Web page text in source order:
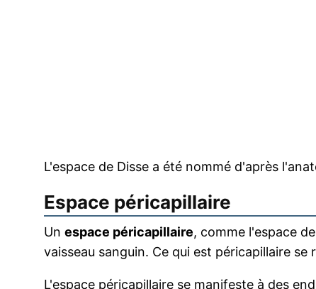
L'espace de Disse a été nommé d'après
Espace péricapillaire
Un espace péricapillaire, comme l'espace
vaisseau sanguin. Ce qui est péricapillaire
L'espace péricapillaire se manifeste à des